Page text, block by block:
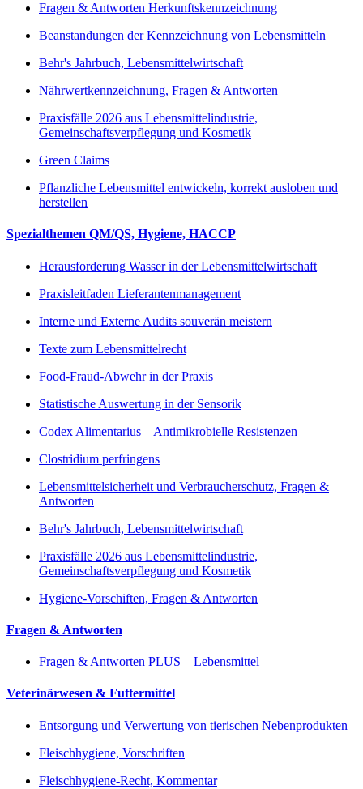
Fragen & Antworten Herkunftskennzeichnung
Beanstandungen der Kennzeichnung von Lebensmitteln
Behr's Jahrbuch, Lebensmittelwirtschaft
Nährwertkennzeichnung, Fragen & Antworten
Praxisfälle 2026 aus Lebensmittelindustrie,
Gemeinschaftsverpflegung und Kosmetik
Green Claims
Pflanzliche Lebensmittel entwickeln, korrekt ausloben und
herstellen
Spezialthemen QM/QS, Hygiene, HACCP
Herausforderung Wasser in der Lebensmittelwirtschaft
Praxisleitfaden Lieferantenmanagement
Interne und Externe Audits souverän meistern
Texte zum Lebensmittelrecht
Food-Fraud-Abwehr in der Praxis
Statistische Auswertung in der Sensorik
Codex Alimentarius – Antimikrobielle Resistenzen
Clostridium perfringens
Lebensmittelsicherheit und Verbraucherschutz, Fragen &
Antworten
Behr's Jahrbuch, Lebensmittelwirtschaft
Praxisfälle 2026 aus Lebensmittelindustrie,
Gemeinschaftsverpflegung und Kosmetik
Hygiene-Vorschiften, Fragen & Antworten
Fragen & Antworten
Fragen & Antworten PLUS – Lebensmittel
Veterinärwesen & Futtermittel
Entsorgung und Verwertung von tierischen Nebenprodukten
Fleischhygiene, Vorschriften
Fleischhygiene-Recht, Kommentar